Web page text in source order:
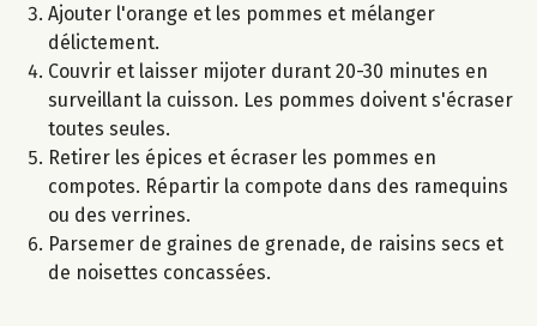
Ajouter l'orange et les pommes et mélanger
délictement.
Couvrir et laisser mijoter durant 20-30 minutes en
surveillant la cuisson. Les pommes doivent s'écraser
toutes seules.
Retirer les épices et écraser les pommes en
compotes. Répartir la compote dans des ramequins
ou des verrines.
Parsemer de graines de grenade, de raisins secs et
de noisettes concassées.